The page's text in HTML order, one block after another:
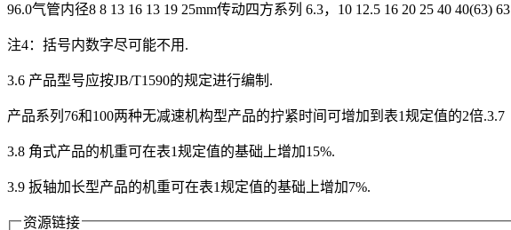
96.0气管内径8 8 13 16 13 19 25mm传动四方系列 6.3，10 12.5 16 20 25 40 40(63) 63
注4：括号内数字尽可能不用.
3.6 产品型号应按JB/T1590的规定进行编制.
产品系列76和100两种无减速机构型产品的拧紧时间可增加到表1规定值的2倍.3.7
3.8 角式产品的机重可在表1规定值的基础上增加15%.
3.9 扳轴加长型产品的机重可在表1规定值的基础上增加7%.
资源链接